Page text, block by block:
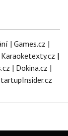
| Games.cz |
Karaoketexty.cz |
| Dokina.cz |